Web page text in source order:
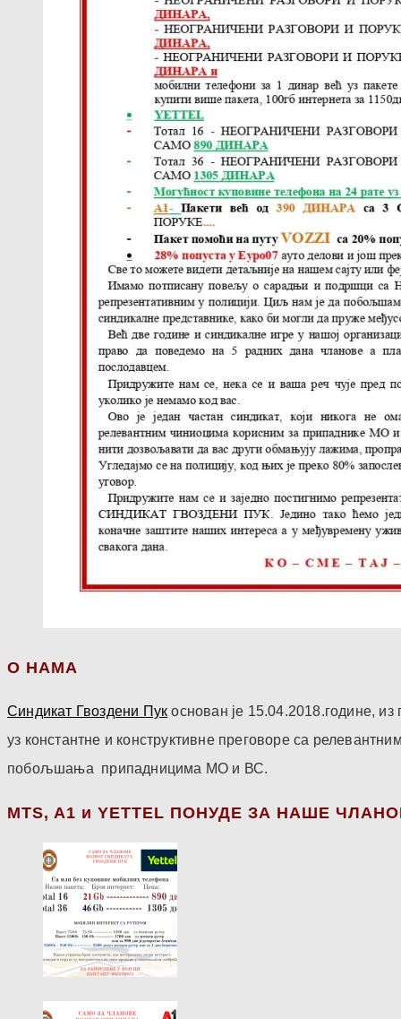
О НАМА
Синдикат Гвоздени Пук основан је 15.04.2018.године,
уз константне и конструктивне преговоре са
побољшања припадницима МО и ВС.
МТS, A1 и YETTEL ПОНУДЕ ЗА НАШЕ